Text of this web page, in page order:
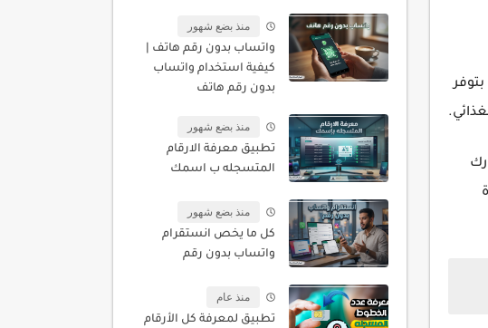
منذ بضع شهور
واتساب بدون رقم هاتف |
كيفية استخدام واتساب
بدون رقم هاتف
منذ بضع شهور
تطبيق معرفة الارقام
المتسجله ب اسمك
منذ بضع شهور
كل ما يخص انستقرام
واتساب بدون رقم
منذ عام
تطبيق لمعرفة كل الأرقام